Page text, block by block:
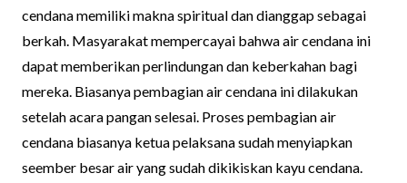
cendana memiliki makna spiritual dan dianggap sebagai
berkah. Masyarakat mempercayai bahwa air cendana ini
dapat memberikan perlindungan dan keberkahan bagi
mereka. Biasanya pembagian air cendana ini dilakukan
setelah acara pangan selesai. Proses pembagian air
cendana biasanya ketua pelaksana sudah menyiapkan
seember besar air yang sudah dikikiskan kayu cendana.